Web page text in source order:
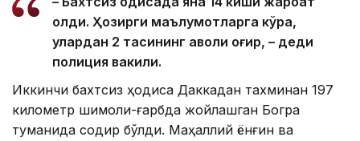
олди. Ҳозирги маълумотларга кўра,
улардан 2 тасининг аҳволи оғир, – деди
полиция вакили.
Иккинчи бахтсиз ҳодиса Даккадан тахминан 197
километр шимоли-ғарбда жойлашган Богра
туманида содир бўлди. Маҳаллий ёнғин ва